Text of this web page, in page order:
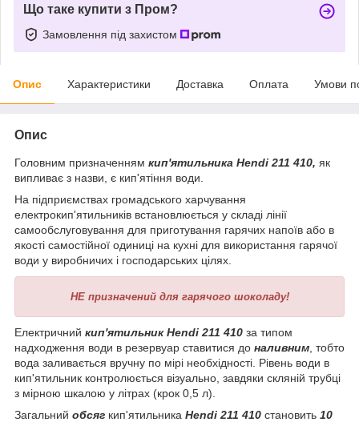
Що таке купити з Пром?
Замовлення під захистом
Опис Характеристики Доставка Оплата Умови
Опис
Головним призначенням кип'ятильника Hendi 211 410, як
випливає з назви, є кип'ятіння води.
На підприємствах громадського харчування
електрокип'ятильників встановлюється у складі лінії
самообслуговування для приготування гарячих напоїв або в
якості самостійної одиниці на кухні для використання гарячої
води у виробничих і господарських цілях.
НЕ призначений для гарячого шоколаду!
Електричний кип'ятильник Hendi 211 410 за типом
надходження води в резервуар ставитися до наливним , тобто
вода заливається вручну по мірі необхідності. Рівень води в
кип'ятильник контролюється візуально, завдяки скляній трубці
з мірною шкалою у літрах (крок 0,5 л).
Загальний обсяг кип'ятильника Hendi 211 410 становить 10